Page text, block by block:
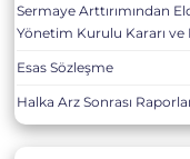
Sermaye Arttırımından
Yönetim Kurulu Kararı ve
Esas Sözleşme
Halka Arz Sonrası